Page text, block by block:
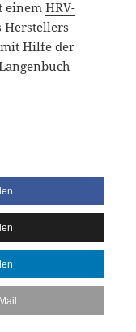
einemHRV-
Herstellers
Hilfe der